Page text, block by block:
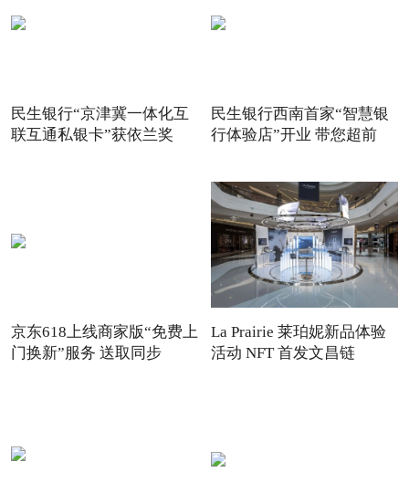
民生银行“京津冀一体化互
联互通私银卡”获依兰奖
民生银行西南首家“智慧银
行体验店”开业 带您超前
京东618上线商家版“免费上
门换新”服务 送取同步
La Prairie 莱珀妮新品体验
活动 NFT 首发文昌链